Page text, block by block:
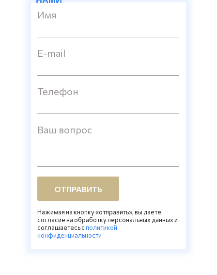
Имя
E-mail
Телефон
Ваш вопрос
ОТПРАВИТЬ
Нажимая на кнопку «отправить», вы даете
согласие на обработку персональных данных и
соглашаетесь cполитикой
конфиденциальности